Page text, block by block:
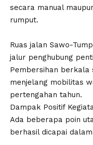
secara manual
rumput.
Ruas jalan Sawo-
jalur penghubung
Pembersihan berkala
menjelang mobilitas
pertengahan tahun.
​Dampak Positif
​Ada beberapa poin
berhasil dicapai